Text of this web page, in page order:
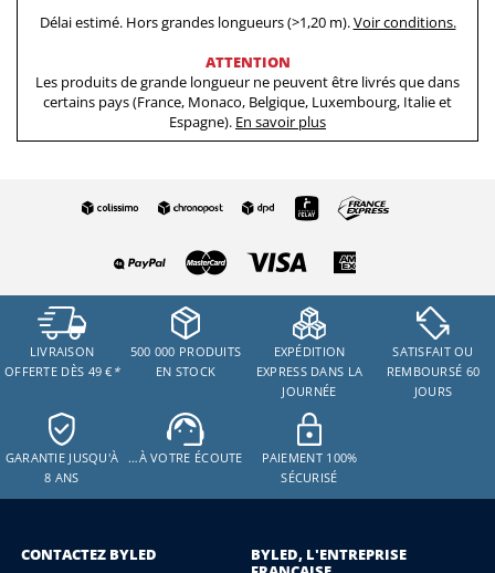
Délai estimé. Hors grandes longueurs (>1,20 m).Voir conditions.
ATTENTION
Les produits de grande longueur ne peuvent être livrés que dans
certains pays (France, Monaco, Belgique, Luxembourg, Italie et
Espagne). En savoir plus
LIVRAISON
OFFERTE DÈS 49 € *
500 000 PRODUITS
EN STOCK
EXPÉDITION
EXPRESS DANS LA
JOURNÉE
SATISFAIT OU
REMBOURSÉ 60
JOURS
GARANTIE JUSQU'À
8 ANS
…À VOTRE ÉCOUTE
PAIEMENT 100%
SÉCURISÉ
CONTACTEZ BYLED
BYLED, L'ENTREPRISE